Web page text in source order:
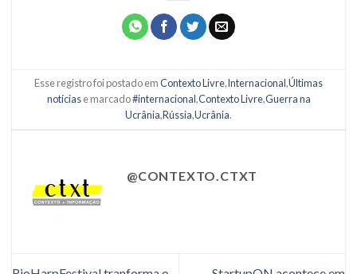
Esse registro foi postado emContexto Livre,Internacional,Últimas
notíciase marcado#internacional,Contexto Livre,Guerra na
Ucrânia,Rússia,Ucrânia.
@CONTEXTO.CTXT